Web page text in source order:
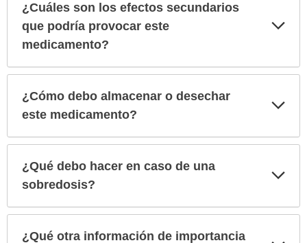
¿Cuáles son los efectos secundarios
que podría provocar este
medicamento?
¿Cómo debo almacenar o desechar
este medicamento?
¿Qué debo hacer en caso de una
sobredosis?
¿Qué otra información de importancia